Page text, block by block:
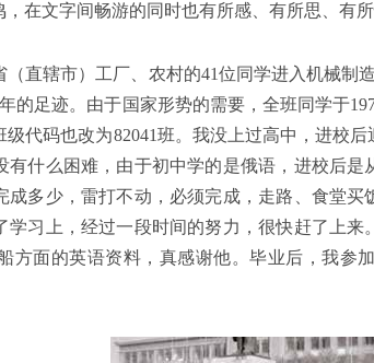
在文字间畅游的同时也有所感、有所思、有所
（直辖市）工厂、农村的41位同学进入机械制
的足迹。由于国家形势的需要，全班同学于
级代码也改为82041班。我没上过高中，进校后
什么困难，由于初中学的是俄语，进校后是
成多少，雷打不动，必须完成，走路、食堂
学习上，经过一段时间的努力，很快赶了上
方面的英语资料，真感谢他。毕业后，我参